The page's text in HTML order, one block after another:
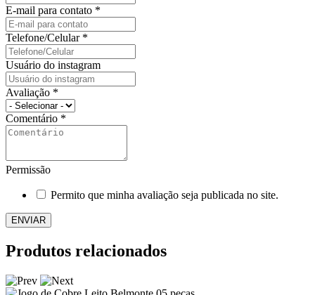
E-mail para contato *
Telefone/Celular *
Usuário do instagram
Avaliação *
Comentário *
Permissão
Permito que minha avaliação seja publicada no site.
Produtos relacionados